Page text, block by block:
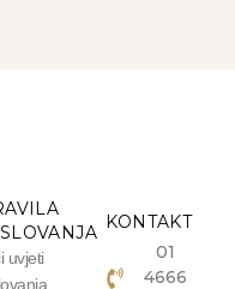
uvjeti
KONTAKT
01
4666